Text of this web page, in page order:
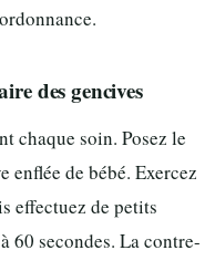
des gencives
chaque soin. Posez le
enflée de bébé. Exercez
effectuez de petits
60 secondes. La contre-